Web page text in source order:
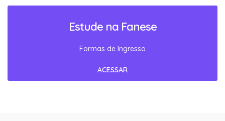
Estude na Fanese
Formas de Ingresso
ACESSAR